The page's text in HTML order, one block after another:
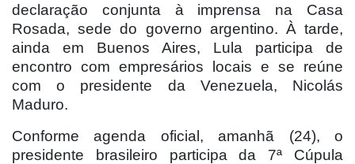
declaração conjunta à imprensa na Casa
Rosada, sede do governo argentino. À tarde,
ainda em Buenos Aires, Lula participa de
encontro com empresários locais e se reúne
com o presidente da Venezuela, Nicolás
Maduro.
Conforme agenda oficial, amanhã (24), o
presidente brasileiro participa da 7ª Cúpula